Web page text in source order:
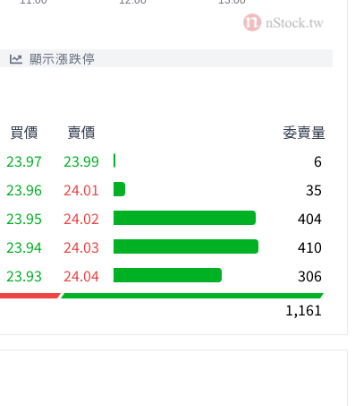
顯示漲跌停
買價
23.97
23.96
23.95
23.94
23.93
賣價
委賣量
23.99
6
24.01
35
24.02
404
24.03
410
24.04
306
1,161